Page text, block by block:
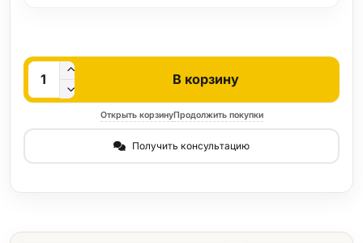
Кол-во
В корзину
Открыть корзинуПродолжить покупки
Получить консультацию